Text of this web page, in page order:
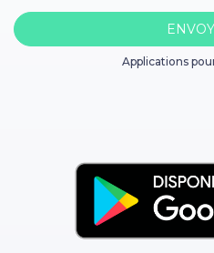
Applications